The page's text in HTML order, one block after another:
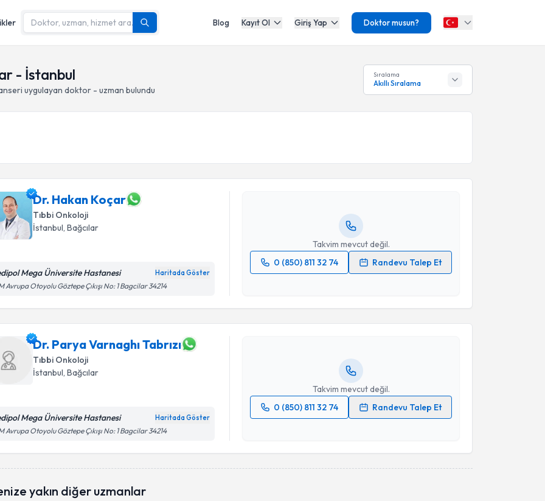
Blog Kayıt Ol Giriş Yap Doktor musun?
- İstanbul
uygulayan doktor - uzman bulundu
Sıralama
Akıllı Sıralama
Dr. Hakan Koçar
Tıbbi Onkoloji
İstanbul, Bağcılar
Mega Üniversite Hastanesi Haritada Göster
Avrupa Otoyolu Göztepe Çıkışı No: 1 Bagcilar 34214
Takvim mevcut değil.
0 (850) 811 32 74
Randevu Talep Et
işlenmesini kabul ediyorum.
Dr. Parya Varnaghı Tabrızı
Tıbbi Onkoloji
İstanbul, Bağcılar
Mega Üniversite Hastanesi Haritada Göster
Avrupa Otoyolu Göztepe Çıkışı No: 1 Bagcilar 34214
Takvim mevcut değil.
0 (850) 811 32 74
Randevu Talep Et
Randevu Takvimi Talebi
işlenmesini kabul ediyorum.
yakın diğer uzmanlar